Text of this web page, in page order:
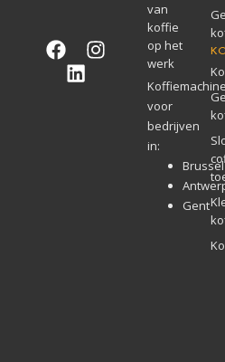
F
a
I
i
n
van
koffie
op het
werk
Koffiemachine
voor
bedrijven
in:
Brussel
Gent